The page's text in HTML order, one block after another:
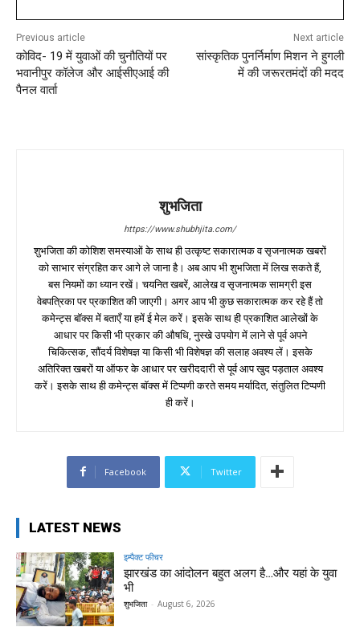
Previous article
कोविद- 19 में युवाओं की चुनौतियों पर
भवानीपुर कॉलेज और आईसीएआई की
पैनल वार्ता
Next article
सांस्कृतिक पुनर्निर्माण मिशन ने हुगली
में की जरूरतमंदों की मदद
शुभजिता
https://www.shubhjita.com/
शुभजिता की कोशिश समस्याओं के साथ ही उत्कृष्ट सकारात्मक व सृजनात्मक खबरों
को साभार संग्रहित कर आगे ले जाना है। अब आप भी शुभजिता में लिख सकते हैं,
बस नियमों का ध्यान रखें। चयनित खबरें, आलेख व सृजनात्मक सामग्री इस
वेबपत्रिका पर प्रकाशित की जाएगी। अगर आप भी कुछ सकारात्मक कर रहे हैं तो
कमेन्ट्स बॉक्स में बताएँ या हमें ई मेल करें। इसके साथ ही प्रकाशित आलेखों के
आधार पर किसी भी प्रकार की औषधि, नुस्खे उपयोग में लाने से पूर्व अपने
चिकित्सक, सौंदर्य विशेषज्ञ या किसी भी विशेषज्ञ की सलाह अवश्य लें। इसके
अतिरिक्त खबरों या ऑफर के आधार पर खरीददारी से पूर्व आप खुद पड़ताल अवश्य
करें। इसके साथ ही कमेन्ट्स बॉक्स में टिप्पणी करते समय मर्यादित, संतुलित टिप्पणी
ही करें।
Facebook Twitter
LATEST NEWS
इम्पैक्ट फीचर
झारखंड का आंदोलन बहुत अलग है…और यहां के युवा
भी
शुभजिता - August 6, 2026